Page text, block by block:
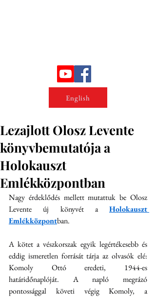
English
Lezajlott Olosz Levente
könyvbemutatója a
Holokauszt
Emlékközpontban
Nagy érdeklődés mellett mutattuk be Olosz
Levente új könyvét a Holokauszt
Emlékközpontban.
A kötet a vészkorszak egyik legértékesebb és
eddig ismeretlen forrását tárja az olvasók elé:
Komoly Ottó eredeti, 1944-es
határidőnaplóját. A napló megrázó
pontossággal követi végig Komoly, a